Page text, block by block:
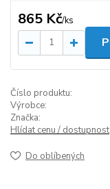
865 Kč/ks
Číslo produktu:
Výrobce:
Značka:
Hlídat cenu / dostupnost
Do oblíbených